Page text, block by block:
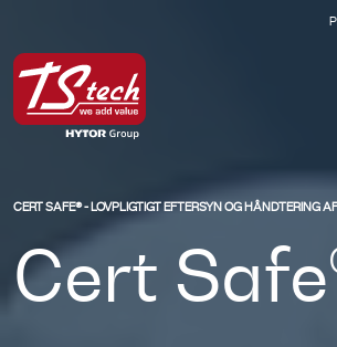
CERT SAFE® - LOVPLIGTIGT EFTERSYN OG HÅNDTERING
Cert